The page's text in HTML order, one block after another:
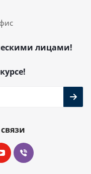
лицами!